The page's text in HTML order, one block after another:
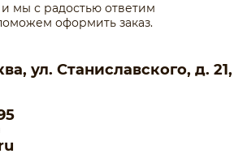
мы с радостью ответим
оформить заказ.
ул. Станиславского, д. 21,